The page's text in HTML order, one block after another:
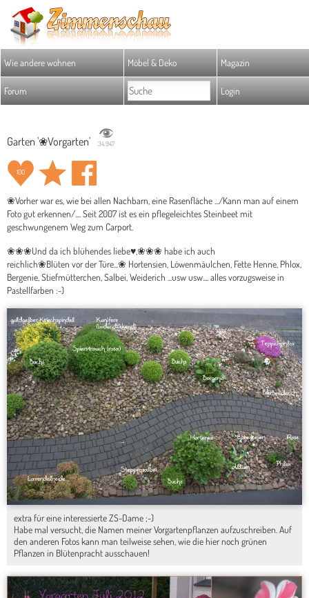
Wie andere wohnen Möbel & Deko Magazin
Forum Login
Garten '❀Vorgarten' 34.947
100
❀Vorher war es, wie bei allen Nachbarn, eine Rasenfläche .../Kann man auf einem
Foto gut erkennen/.... Seit 2007 ist es ein pflegeleichtes Steinbeet mit
geschwungenem Weg zum Carport.
❀❀❀Und da ich blühendes liebe♥,❀❀❀ habe ich auch
reichlich❀Blüten vor der Türe...❀ Hortensien, Löwenmäulchen, Fette Henne, Phlox,
Bergenie, Stiefmütterchen, Salbei, Weiderich ...usw usw.... alles vorzugsweise in
Pastellfarben :-)
extra für eine interessierte ZS-Dame ;-)
Habe mal versucht, die Namen meiner Vorgartenpflanzen aufzuschreiben. Auf
den anderen Fotos kann man teilweise sehen, wie die hier noch grünen
Pflanzen in Blütenpracht ausschauen!